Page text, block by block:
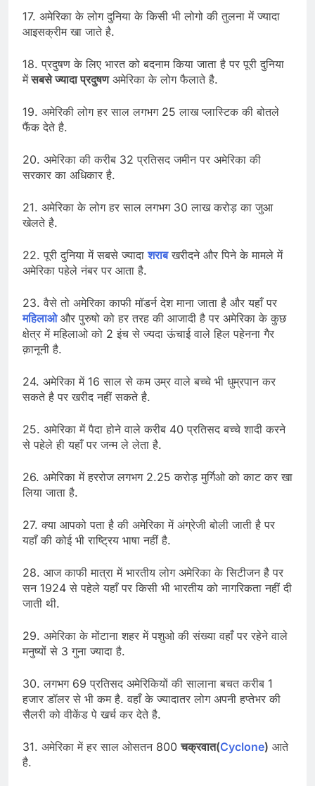
17. अमेरिका के लोग दुनिया के किसी भी लोगो की तुलना में ज्यादा
आइसक्रीम खा जाते है.
18. प्रदुषण के लिए भारत को बदनाम किया जाता है पर पूरी दुनिया
मेंसबसे ज्यादा प्रदुषणअमेरिका के लोग फैलाते है.
19. अमेरिकी लोग हर साल लगभग 25 लाख प्लास्टिक की बोतले
फैंक देते है.
20. अमेरिका की करीब 32 प्रतिसद जमीन पर अमेरिका की
सरकार का अधिकार है.
21. अमेरिका के लोग हर साल लगभग 30 लाख करोड़ का जुआ
खेलते है.
22. पूरी दुनिया में सबसे ज्यादाशराबखरीदने और पिने के मामले में
अमेरिका पहेले नंबर पर आता है.
23. वैसे तो अमेरिका काफी मॉडर्न देश माना जाता है और यहाँ पर
महिलाओऔर पुरुषो को हर तरह की आजादी है पर अमेरिका के कुछ
क्षेत्र में महिलाओ को 2 इंच से ज्यदा ऊंचाई वाले हिल पहेनना गैर
क़ानूनी है.
24. अमेरिका में 16 साल से कम उम्र वाले बच्चे भी धुम्रपान कर
सकते है पर खरीद नहीं सकते है.
25. अमेरिका में पैदा होने वाले करीब 40 प्रतिसद बच्चे शादी करने
से पहेले ही यहाँ पर जन्म ले लेता है.
26. अमेरिका में हररोज लगभग 2.25 करोड़ मुर्गिओ को काट कर खा
लिया जाता है.
27. क्या आपको पता है की अमेरिका में अंग्रेजी बोली जाती है पर
यहाँ की कोई भी राष्ट्रिय भाषा नहीं है.
28. आज काफी मात्रा में भारतीय लोग अमेरिका के सिटीजन है पर
सन 1924 से पहेले यहाँ पर किसी भी भारतीय को नागरिकता नहीं दी
जाती थी.
29. अमेरिका के मोंटाना शहर में पशुओ की संख्या वहाँ पर रहेने वाले
मनुष्यों से 3 गुना ज्यादा है.
30. लगभग 69 प्रतिसद अमेरिकियों की सालाना बचत करीब 1
हजार डॉलर से भी कम है. वहाँ के ज्यादातर लोग अपनी हप्तेभर की
सैलरी को वीकेंड पे खर्च कर देते है.
31. अमेरिका में हर साल ओसतन 800चक्रवात(Cyclone) आते
है.